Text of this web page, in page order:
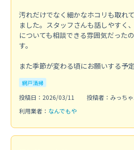
汚れだけでなく細かなホコリも取れ
ました。スタッフさんも話しやすく
についても相談できる雰囲気だった
す。
また季節が変わる頃にお願いする予定
網戸清掃
投稿日：2026/03/11
投稿者：みっち
利用業者： なんでもや